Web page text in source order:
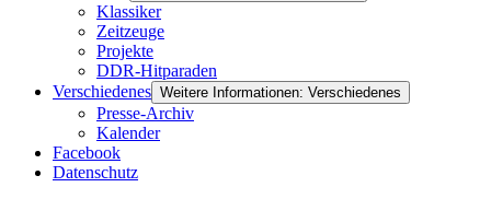
Klassiker
Zeitzeuge
Projekte
DDR-Hitparaden
Verschiedenes Weitere Informationen: Verschiedenes
Presse-Archiv
Kalender
Facebook
Datenschutz